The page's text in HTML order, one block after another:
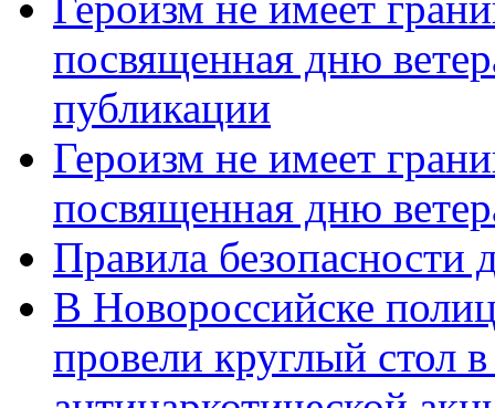
посвященная дню
публикации
Героизм не имеет
посвященная дню
Правила безопасности
В Новороссийске
провели круглый стол